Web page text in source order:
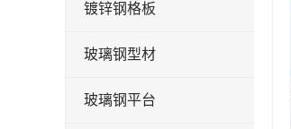
镀锌钢格板
玻璃钢型材
玻璃钢平台